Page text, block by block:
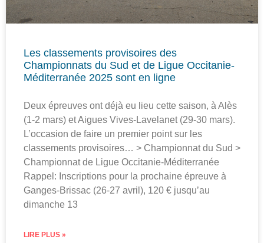
Les classements provisoires des
Championnats du Sud et de Ligue Occitanie-
Méditerranée 2025 sont en ligne
Deux épreuves ont déjà eu lieu cette saison, à Alès
(1-2 mars) et Aigues Vives-Lavelanet (29-30 mars).
L’occasion de faire un premier point sur les
classements provisoires… > Championnat du Sud >
Championnat de Ligue Occitanie-Méditerranée
Rappel: Inscriptions pour la prochaine épreuve à
Ganges-Brissac (26-27 avril), 120 € jusqu’au
dimanche 13
LIRE PLUS »